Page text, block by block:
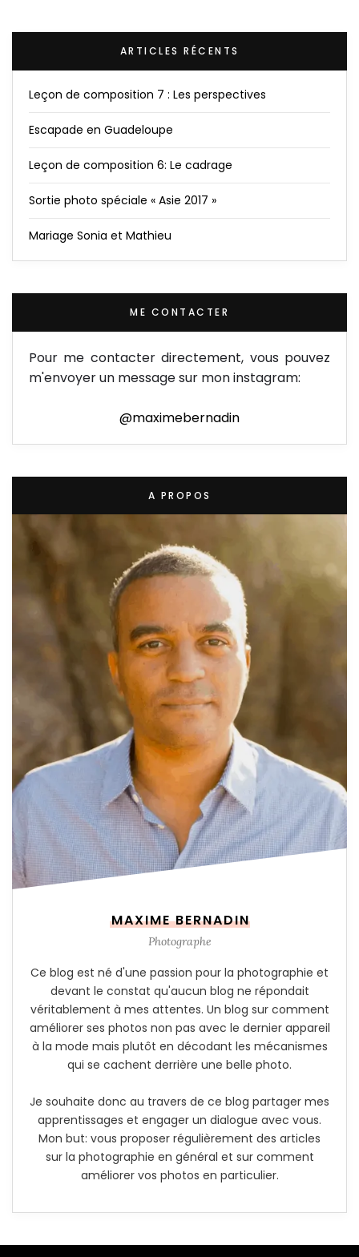
ARTICLES RÉCENTS
Leçon de composition 7 : Les perspectives
Escapade en Guadeloupe
Leçon de composition 6: Le cadrage
Sortie photo spéciale « Asie 2017 »
Mariage Sonia et Mathieu
ME CONTACTER
Pour me contacter directement, vous pouvez
m'envoyer un message sur mon instagram:
@maximebernadin
A PROPOS
MAXIME BERNADIN
Photographe
Ce blog est né d'une passion pour la photographie et
devant le constat qu'aucun blog ne répondait
véritablement à mes attentes. Un blog sur comment
améliorer ses photos non pas avec le dernier appareil
à la mode mais plutôt en décodant les mécanismes
qui se cachent derrière une belle photo.
Je souhaite donc au travers de ce blog partager mes
apprentissages et engager un dialogue avec vous.
Mon but: vous proposer régulièrement des articles
sur la photographie en général et sur comment
améliorer vos photos en particulier.